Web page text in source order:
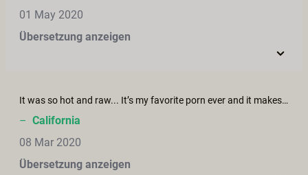
01 May 2020
Übersetzung anzeigen
It was so hot and raw... It’s my favorite porn ever and it makes me so horny. Thank You &lt;3
– California
08 Mar 2020
Übersetzung anzeigen